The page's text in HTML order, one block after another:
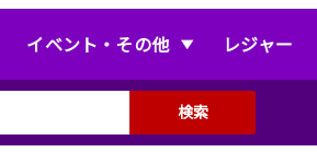
イベント・その他 レジャー
検索